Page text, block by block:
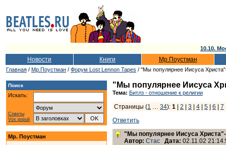
10.10.
Новости Книги Мр.Поустман
Главная / Мр.Поустман / Форум Lost Lennon Tapes / "Мы популярнее Иисуса
Поиск
Искать:
Советы
Vox populi
Мр. Поустман
"Мы популярнее Иисуса
Тема: Битлз - отношение к религии
Страницы (1 … 34): 1 2 3 4 5 6 7
Ответить
"Мы популярнее Иисуса
Автор: Стас Дата: 02.11.02